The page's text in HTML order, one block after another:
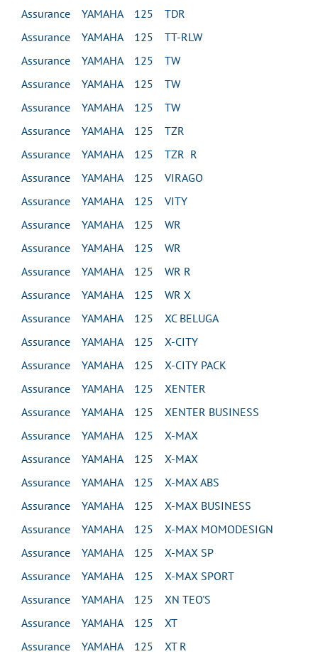
Assurance YAMAHA 125 TDR
Assurance YAMAHA 125 TT-RLW
Assurance YAMAHA 125 TW
Assurance YAMAHA 125 TW
Assurance YAMAHA 125 TW
Assurance YAMAHA 125 TZR
Assurance YAMAHA 125 TZR R
Assurance YAMAHA 125 VIRAGO
Assurance YAMAHA 125 VITY
Assurance YAMAHA 125 WR
Assurance YAMAHA 125 WR
Assurance YAMAHA 125 WR R
Assurance YAMAHA 125 WR X
Assurance YAMAHA 125 XC BELUGA
Assurance YAMAHA 125 X-CITY
Assurance YAMAHA 125 X-CITY PACK
Assurance YAMAHA 125 XENTER
Assurance YAMAHA 125 XENTER BUSINESS
Assurance YAMAHA 125 X-MAX
Assurance YAMAHA 125 X-MAX
Assurance YAMAHA 125 X-MAX ABS
Assurance YAMAHA 125 X-MAX BUSINESS
Assurance YAMAHA 125 X-MAX MOMODESIGN
Assurance YAMAHA 125 X-MAX SP
Assurance YAMAHA 125 X-MAX SPORT
Assurance YAMAHA 125 XN TEO'S
Assurance YAMAHA 125 XT
Assurance YAMAHA 125 XT R